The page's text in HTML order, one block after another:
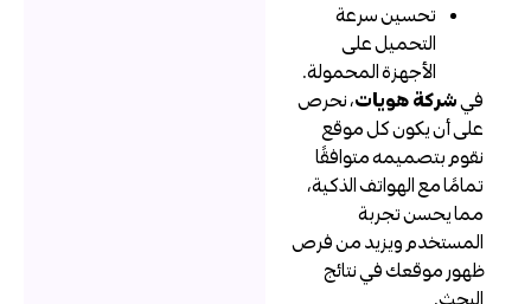
تحسين سرعة
التحميل على
الأجهزة المحمولة.
شركة هويات، نحرص
على أن يكون كل موقع
نقوم بتصميمه متوافقًا
تمامًا مع الهواتف الذكية،
مما يحسن تجربة
المستخدم ويزيد من فرص
ظهور موقعك في نتائج